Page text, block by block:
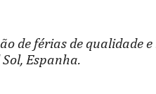
de férias de qualidade
Sol, Espanha.